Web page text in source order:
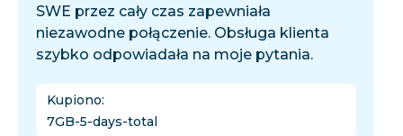
SWE przez cały czas zapewniała
niezawodne połączenie. Obsługa klienta
szybko odpowiadała na moje pytania.
Kupiono:
7GB-5-days-total